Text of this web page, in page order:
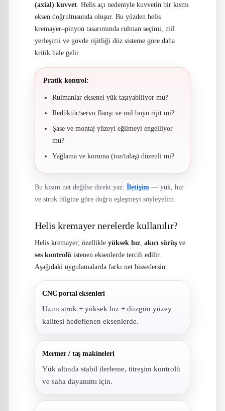
(axial) kuvvet . Helis açı nedeniyle kuvvetin bir kısmı
eksen doğrultusunda oluşur. Bu yüzden helis
kremayer–pinyon tasarımında rulman seçimi, mil
yerleşimi ve gövde rijitliği düz sisteme göre daha
kritik hale gelir.
Pratik kontrol:
Rulmanlar eksenel yük taşıyabiliyor mu?
Redüktör/servo flanşı ve mil boyu rijit mi?
Şase ve montaj yüzeyi eğilmeyi engelliyor
mu?
Yağlama ve koruma (toz/talaş) düzenli mi?
Bu kısım net değilse direkt yaz: İletişim — yük, hız
ve strok bilgine göre doğru eşleşmeyi söyleyelim.
Helis kremayer nerelerde kullanılır?
Helis kremayer; özellikle yüksek hız akıcı sürüş ve
ses kontrolü istenen eksenlerde tercih edilir.
Aşağıdaki uygulamalarda farkı net hissedersin:
CNC portal eksenleri
Uzun strok + yüksek hız + düzgün yüzey
kalitesi hedeflenen eksenlerde.
Mermer / taş makineleri
Yük altında stabil ilerleme, titreşim kontrolü
ve saha dayanımı için.